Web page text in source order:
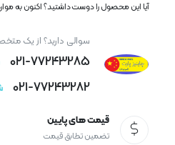
آیا این محصول را دوست داشتید؟ اکنون به
سوالی دارید؟ از یک
021-77243285
021-77243282
قیمت های پایین
تضمین تطابق قیمت